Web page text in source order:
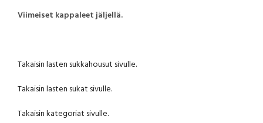
Viimeiset kappaleet jäljellä.
Takaisin lasten sukkahousut sivulle.
Takaisin lasten sukat sivulle.
Takaisin kategoriat sivulle.